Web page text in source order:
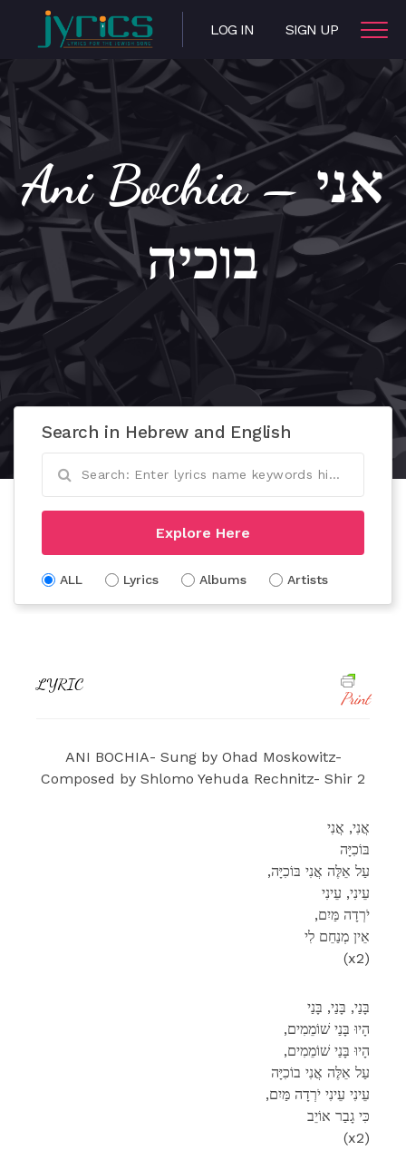
LOG IN SIGN UP
Ani Bochia – אני
בוכיה
Search in Hebrew and English
Explore Here
ALL Lyrics Albums Artists
LYRIC
Print
ANI BOCHIA- Sung by Ohad Moskowitz-
Composed by Shlomo Yehuda Rechnitz- Shir 2
אֲנִי, אֲנִי
בּוֹכִיָּה
,עַל אֵלֶּה אֲנִי בּוֹכִיָּה
עֵינִי, עֵינִי
,יֹרְדָה מַּיִם
אֵין מְנַחֵם לִי
(x2)
בָּנַי, בָּנַי, בָּנַי
,הָיוּ בָּנַי שׁוֹמֵמִים
,הָיוּ בָּנַי שׁוֹמֵמִים
עַל אֵלֶּה אֲנִי בוֹכִיָּה
,עֵינִי עֵינִי יֹרְדָה מַּיִם
כִּי גָבַר אוֹיֵב
(x2)